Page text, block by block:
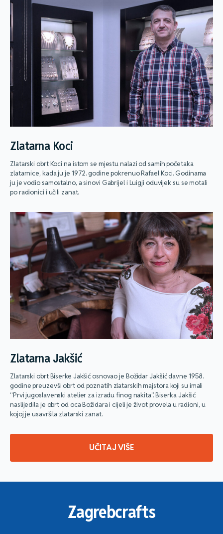
Zlatarna Koci
Zlatarski obrt Koci na istom se mjestu nalazi od samih početaka
zlatarnice, kada ju je 1972. godine pokrenuo Rafael Koci. Godinama
ju je vodio samostalno, a sinovi Gabrijel i Luigji oduvijek su se motali
po radionici i učili zanat.
Zlatarna Jakšić
Zlatarski obrt Biserke Jakšić osnovao je Božidar Jakšić davne 1958.
godine preuzevši obrt od poznatih zlatarskih majstora koji su imali
“Prvi jugoslavenski atelier za izradu finog nakita”. Biserka Jakšić
naslijedila je obrt od oca Božidara i cijeli je život provela u radioni, u
kojoj je usavršila zlatarski zanat.
UČITAJ VIŠE
Zagrebcrafts